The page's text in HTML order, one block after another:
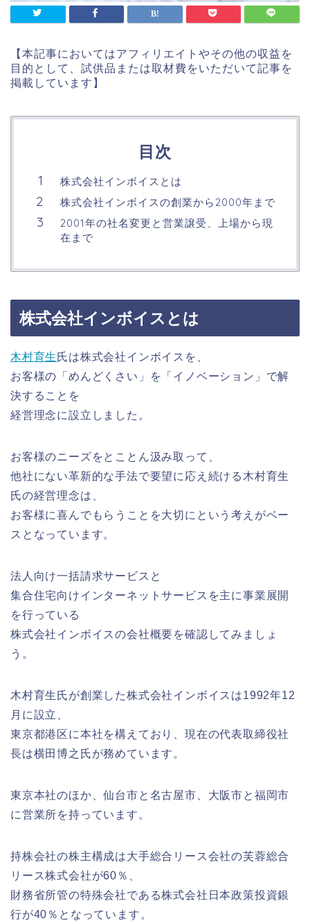
【本記事においてはアフィリエイトやその他の収益を
目的として、試供品または取材費をいただいて記事を
掲載しています】
目次
株式会社インボイスとは
株式会社インボイスの創業から2000年まで
2001年の社名変更と営業譲受、上場から現
在まで
株式会社インボイスとは
木村育生 氏は株式会社インボイスを、
お客様の「めんどくさい」を「イノベーション」で解
決することを
経営理念に設立しました。
お客様のニーズをとことん汲み取って、
他社にない革新的な手法で要望に応え続ける木村育生
氏の経営理念は、
お客様に喜んでもらうことを大切にという考えがベー
スとなっています。
法人向け一括請求サービスと
集合住宅向けインターネットサービスを主に事業展開
を行っている
株式会社インボイスの会社概要を確認してみましょ
う。
木村育生氏が創業した株式会社インボイスは1992年12
月に設立、
東京都港区に本社を構えており、現在の代表取締役社
長は横田博之氏が務めています。
東京本社のほか、仙台市と名古屋市、大阪市と福岡市
に営業所を持っています。
持株会社の株主構成は大手総合リース会社の芙蓉総合
リース株式会社が60％、
財務省所管の特殊会社である株式会社日本政策投資銀
行が40％となっています。